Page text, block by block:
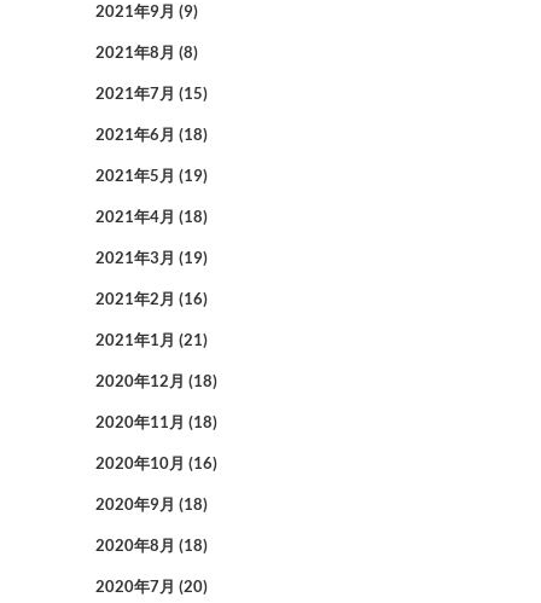
2021年9月 (9)
2021年8月 (8)
2021年7月 (15)
2021年6月 (18)
2021年5月 (19)
2021年4月 (18)
2021年3月 (19)
2021年2月 (16)
2021年1月 (21)
2020年12月 (18)
2020年11月 (18)
2020年10月 (16)
2020年9月 (18)
2020年8月 (18)
2020年7月 (20)